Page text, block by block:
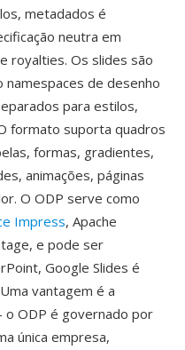
metadados é
neutra em
royalties. Os slides são
de desenho
para estilos,
formato suporta quadros
formas, gradientes,
animações, páginas
O ODP serve como
Impress, Apache
e pode ser
Google Slides é
vantagem é a
ODP é governado por
única empresa,